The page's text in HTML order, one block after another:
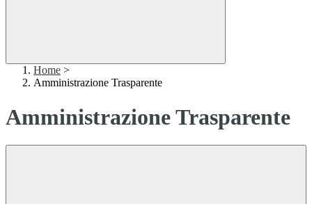
Home >
Amministrazione Trasparente
Amministrazione Trasparente